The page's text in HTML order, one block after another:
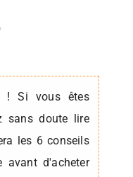
! Si vous êtes
sans doute lire
les 6 conseils
avant d'acheter